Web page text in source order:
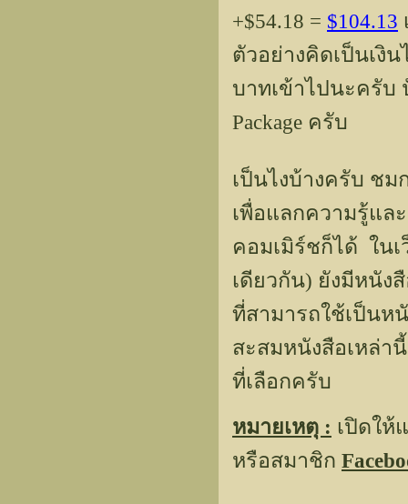
+$54.18 = $104.13
ตัวอย่างคิดเป็นเงิ
บาทเข้าไปนะครับ
Package ครับ
เป็นไงบ้างครับ ชม
เพื่อแลกความรู้แล
คอมเมิร์ชก็ได้ ใน
เดียวกัน) ยังมีหนัง
ที่สามารถใช้เป็นห
สะสมหนังสือเหล่า
ที่เลือกครับ
หมายเหตุ : เปิดให้
หรือสมาชิก